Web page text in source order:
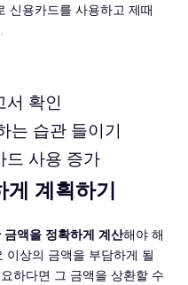
신용카드를 사용하고 제때
서 확인
는 습관 들이기
드 사용 증가
게 계획하기
금액을 정확하게 계산해야 해
이상의 금액을 부담하게 될
하다면 그 금액을 상환할 수